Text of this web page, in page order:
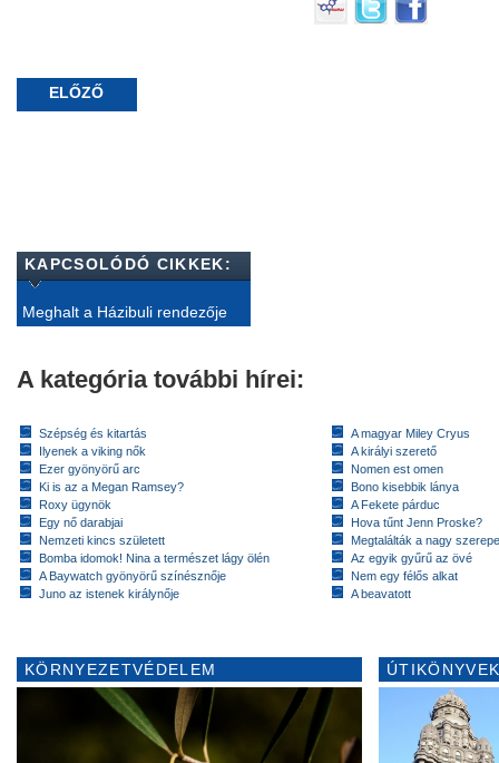
ELŐZŐ
KAPCSOLÓDÓ CIKKEK:
Meghalt a Házibuli rendezője
A kategória további hírei:
Szépség és kitartás
Ilyenek a viking nők
Ezer gyönyörű arc
Ki is az a Megan Ramsey?
Roxy ügynök
Egy nő darabjai
Nemzeti kincs született
Bomba idomok! Nina a természet lágy ölén
A Baywatch gyönyörű színésznője
Juno az istenek királynője
A magyar Miley Cryus
A királyi szerető
Nomen est omen
Bono kisebbik lánya
A Fekete párduc
Hova tűnt Jenn Proske?
Megtalálták a nagy
Az egyik gyűrű az övé
Nem egy félős alkat
A beavatott
KÖRNYEZETVÉDELEM